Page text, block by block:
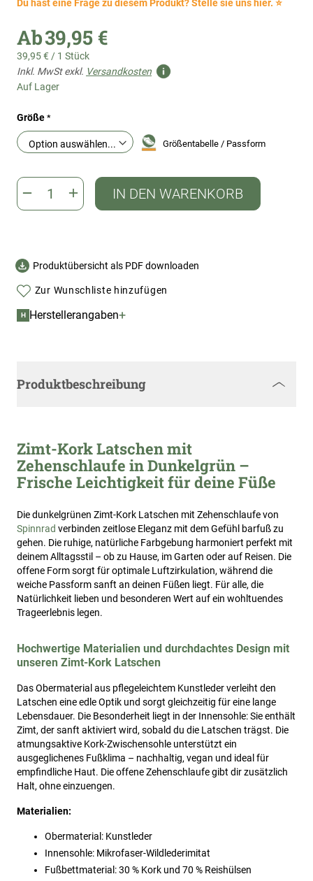
Du hast eine Frage zu diesem Produkt? Stelle sie uns hier. ⭐
Ab39,95 €
39,95 € / 1 Stück
Inkl. MwSt exkl. Versandkosten
Auf Lager
Größe
Größentabelle / Passform
IN DEN WARENKORB
Produktübersicht als PDF downloaden
Zur Wunschliste hinzufügen
H Herstellerangaben+
Produktbeschreibung
Zimt-Kork Latschen mit
Zehenschlaufe in Dunkelgrün –
Frische Leichtigkeit für deine Füße
Die dunkelgrünen Zimt-Kork Latschen mit Zehenschlaufe von
Spinnrad verbinden zeitlose Eleganz mit dem Gefühl barfuß zu
gehen. Die ruhige, natürliche Farbgebung harmoniert perfekt mit
deinem Alltagsstil – ob zu Hause, im Garten oder auf Reisen. Die
offene Form sorgt für optimale Luftzirkulation, während die
weiche Passform sanft an deinen Füßen liegt. Für alle, die
Natürlichkeit lieben und besonderen Wert auf ein wohltuendes
Trageerlebnis legen.
Hochwertige Materialien und durchdachtes Design mit
unseren Zimt-Kork Latschen
Das Obermaterial aus pflegeleichtem Kunstleder verleiht den
Latschen eine edle Optik und sorgt gleichzeitig für eine lange
Lebensdauer. Die Besonderheit liegt in der Innensohle: Sie enthält
Zimt, der sanft aktiviert wird, sobald du die Latschen trägst. Die
atmungsaktive Kork-Zwischensohle unterstützt ein
ausgeglichenes Fußklima – nachhaltig, vegan und ideal für
empfindliche Haut. Die offene Zehenschlaufe gibt dir zusätzlich
Halt, ohne einzuengen.
Materialien:
Obermaterial: Kunstleder
Innensohle: Mikrofaser-Wildlederimitat
Fußbettmaterial: 30 % Kork und 70 % Reishülsen